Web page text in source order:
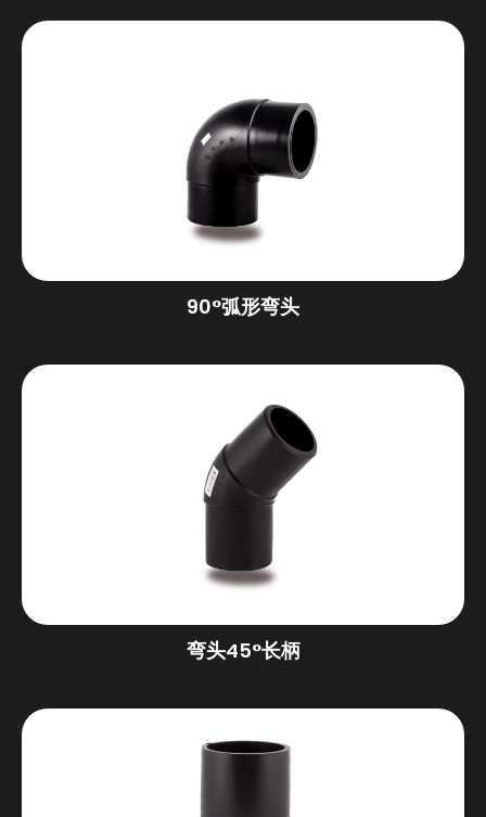
90°弧形弯头
弯头45°长柄